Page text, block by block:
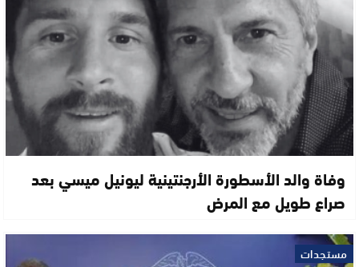
وفاة والد الأسطورة الأرجنتينية ليونيل ميسي بعد
صراع طويل مع المرض
مستجدات